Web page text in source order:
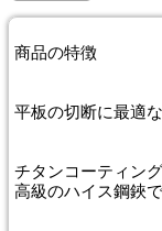
商品の特徴
平板の切断に最適
チタンコーティン
高級のハイス鋼鋏で